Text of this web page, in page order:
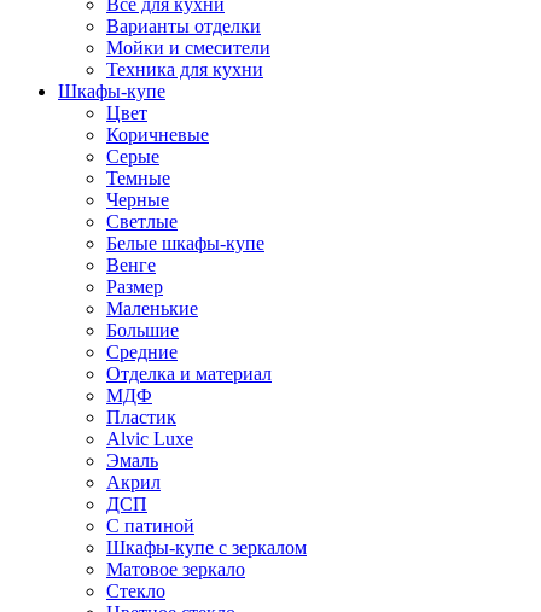
Все для кухни
Варианты отделки
Мойки и смесители
Техника для кухни
Шкафы-купе
Цвет
Коричневые
Серые
Темные
Черные
Светлые
Белые шкафы-купе
Венге
Размер
Маленькие
Большие
Средние
Отделка и материал
МДФ
Пластик
Alvic Luxe
Эмаль
Акрил
ДСП
С патиной
Шкафы-купе с зеркалом
Матовое зеркало
Стекло